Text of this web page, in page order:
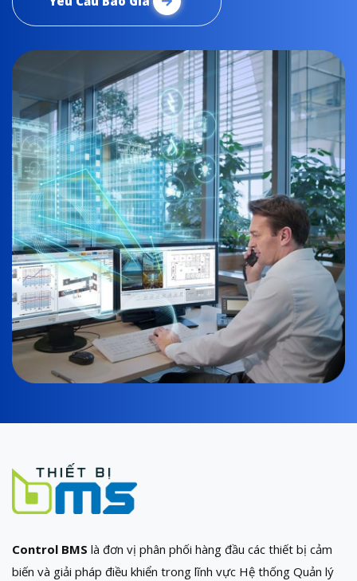
Control BMS là đơn vị phân phối hàng đầu các thiết bị cảm
biến và giải pháp điều khiển trong lĩnh vực Hệ thống Quản lý